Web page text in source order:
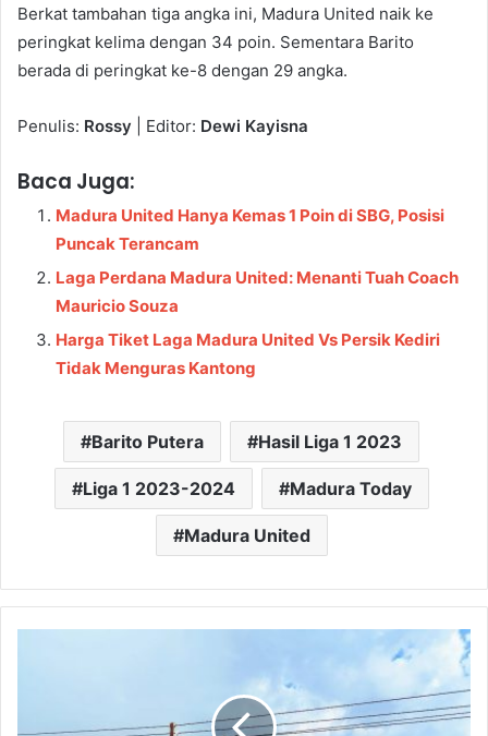
Berkat tambahan tiga angka ini, Madura United naik ke
peringkat kelima dengan 34 poin. Sementara Barito
berada di peringkat ke-8 dengan 29 angka.
Penulis: Rossy | Editor: Dewi Kayisna
Baca Juga:
Madura United Hanya Kemas 1 Poin di SBG, Posisi
Puncak Terancam
Laga Perdana Madura United: Menanti Tuah Coach
Mauricio Souza
Harga Tiket Laga Madura United Vs Persik Kediri
Tidak Menguras Kantong
Barito Putera Hasil Liga 1 2023
Liga 1 2023-2024 Madura Today
Madura United